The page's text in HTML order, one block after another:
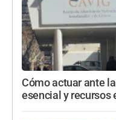
Cómo actuar ante
esencial y recursos